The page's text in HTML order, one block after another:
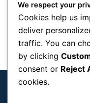
une humidité
We respect your
Cookies help us
deliver
traffic. You can
by clicking
consent or Reject
cookies.